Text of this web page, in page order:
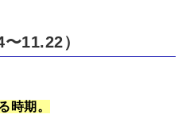
〜11.22）
時期。